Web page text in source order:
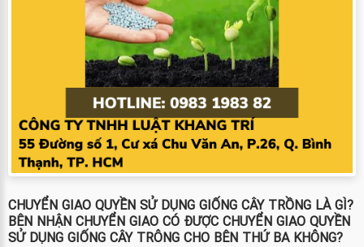
CHUYỂN GIAO QUYỀN SỬ DỤNG GIỐNG CÂY TRỒNG LÀ GÌ?
BÊN NHẬN CHUYỂN GIAO CÓ ĐƯỢC CHUYỂN GIAO QUYỀN
SỬ DỤNG GIỐNG CÂY TRÔNG CHO BÊN THỨ BA KHÔNG?